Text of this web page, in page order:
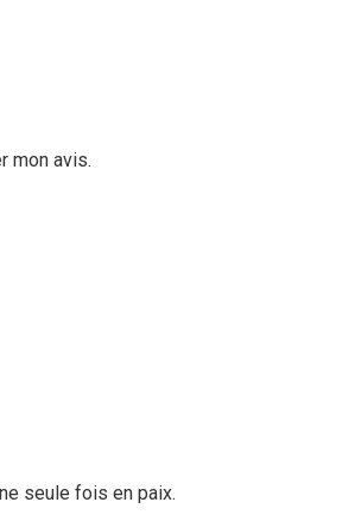
mon avis.
seule fois en paix.